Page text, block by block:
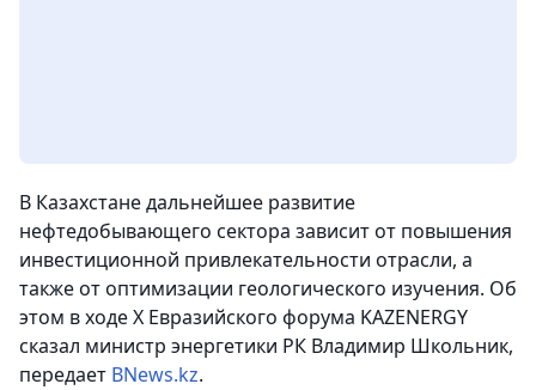
В Казахстане дальнейшее развитие
нефтедобывающего сектора зависит от повышения
инвестиционной привлекательности отрасли, а
также от оптимизации геологического изучения. Об
этом в ходе X Евразийского форума KAZENERGY
сказал министр энергетики РК Владимир Школьник,
передает BNews.kz.